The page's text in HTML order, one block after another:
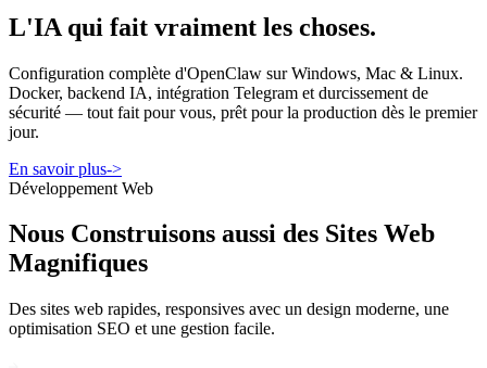
L'IA qui fait vraiment les choses.
Configuration complète d'OpenClaw sur Windows, Mac & Linux.
Docker, backend IA, intégration Telegram et durcissement de
sécurité — tout fait pour vous, prêt pour la production dès le premier
jour.
En savoir plus->
Développement Web
Nous Construisons aussi des Sites Web
Magnifiques
Des sites web rapides, responsives avec un design moderne, une
optimisation SEO et une gestion facile.